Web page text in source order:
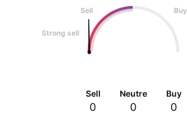
Sell
Buy
Strong sell
Sell
0
Neutre
0
Buy
0